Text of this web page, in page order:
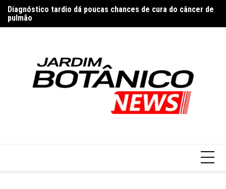
para
o
Diagnóstico tardio dá poucas chances de cura do câncer de
pulmão